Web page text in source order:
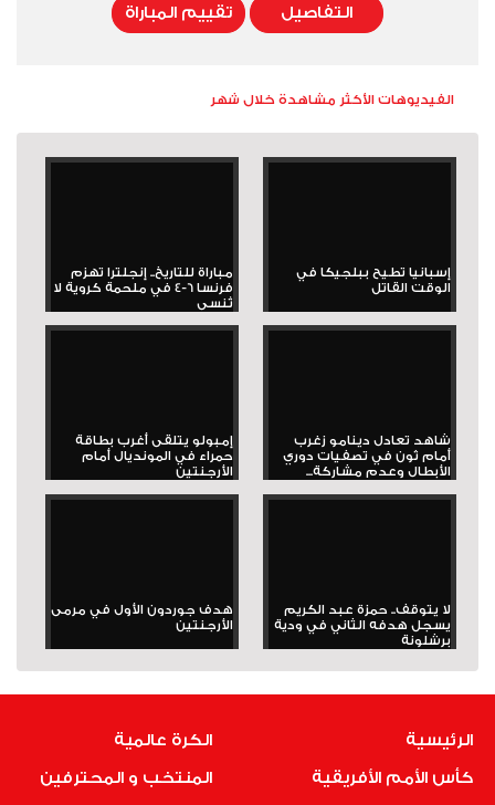
التفاصيل تقييم المباراة
الفيديوهات الأكثر مشاهدة خلال شهر
إسبانيا تطيح ببلجيكا في
الوقت القاتل
مباراة للتاريخ.. إنجلترا تهزم
فرنسا 6-4 في ملحمة كروية لا
تُنسى
شاهد تعادل دينامو زغرب
أمام ثون في تصفيات دوري
الأبطال وعدم مشاركة...
إمبولو يتلقى أغرب بطاقة
حمراء في المونديال أمام
الأرجنتين
لا يتوقف.. حمزة عبد الكريم
يسجل هدفه الثاني في ودية
برشلونة
هدف جوردون الأول في مرمى
الأرجنتين
الرئيسية
كأس الأمم الأفريقية
الكرة عالمية
المنتخب و المحترفين